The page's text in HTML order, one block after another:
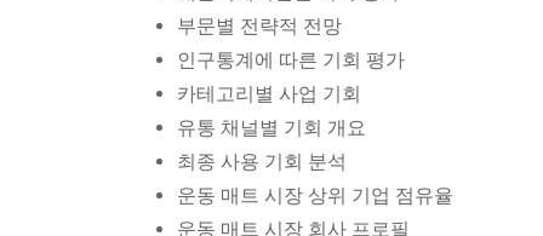
부문별 전략적 전망
인구통계에 따른 기회 평가
카테고리별 사업 기회
유통 채널별 기회 개요
최종 사용 기회 분석
운동 매트 시장 상위 기업 점유율
운동 매트 시장 회사 프로필